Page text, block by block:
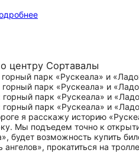
центру Сортавалы
я расскажу историю
Мы подъедем точно к
будет возможность купить
прокатиться на